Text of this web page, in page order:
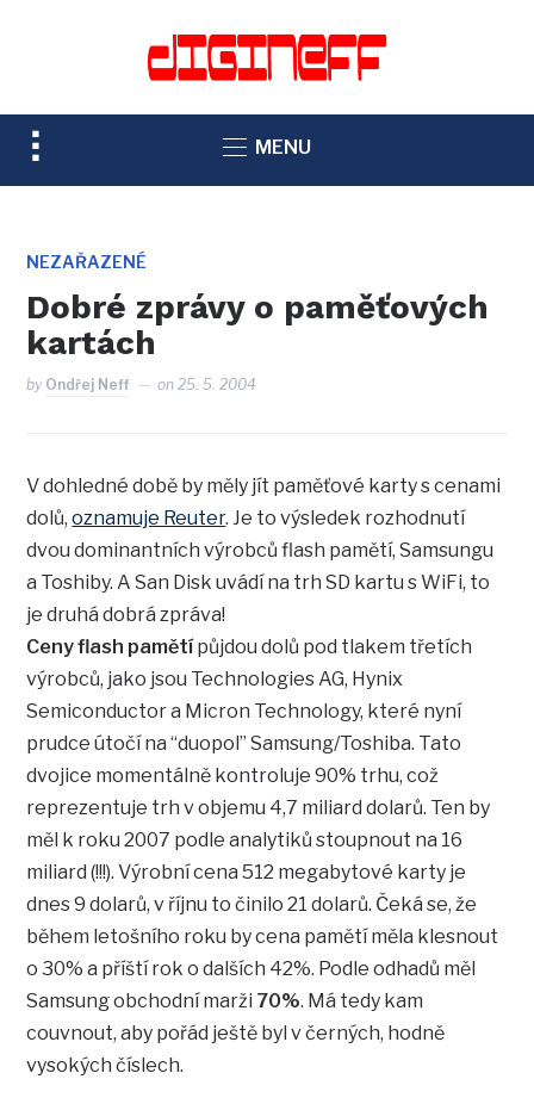
TOGGLE
SIDEBAR
NAVIGATION
MENU
NEZAŘAZENÉ
Dobré zprávy o paměťových
kartách
by Ondřej Neff on25. 5. 2004
V dohledné době by měly jít paměťové karty s cenami
dolů,oznamuje Reuter. Je to výsledek rozhodnutí
dvou dominantních výrobců flash pamětí, Samsungu
a Toshiby. A San Disk uvádí na trh SD kartu s WiFi, to
je druhá dobrá zpráva!
Ceny flash pamětípůjdou dolů pod tlakem třetích
výrobců, jako jsou Technologies AG, Hynix
Semiconductor a Micron Technology, které nyní
prudce útočí na “duopol” Samsung/Toshiba. Tato
dvojice momentálně kontroluje 90% trhu, což
reprezentuje trh v objemu 4,7 miliard dolarů. Ten by
měl k roku 2007 podle analytiků stoupnout na 16
miliard (!!!). Výrobní cena 512 megabytové karty je
dnes 9 dolarů, v říjnu to činilo 21 dolarů. Čeká se, že
během letošního roku by cena pamětí měla klesnout
o 30% a příští rok o dalších 42%. Podle odhadů měl
Samsung obchodní marži 70%. Má tedy kam
couvnout, aby pořád ještě byl v černých, hodně
vysokých číslech.